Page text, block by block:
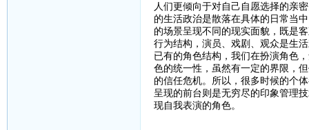
人们更倾向于对自己自愿选择的亲
的生活政治是散落在具体的日常当
的场景呈现不同的现实面貌，既是
行为结构，演员、戏剧、观众是生
已有的角色结构，我们在扮演角色
色的统一性，虽然有一定的界限，
的信任危机。所以，很多时候的个
呈现的前台则是无穷尽的印象管理
现自我表演的角色。